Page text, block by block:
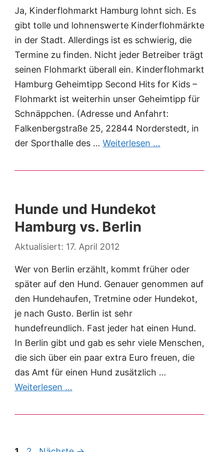
Ja, Kinderflohmarkt Hamburg lohnt sich. Es
gibt tolle und lohnenswerte Kinderflohmärkte
in der Stadt. Allerdings ist es schwierig, die
Termine zu finden. Nicht jeder Betreiber trägt
seinen Flohmarkt überall ein. Kinderflohmarkt
Hamburg Geheimtipp Second Hits for Kids –
Flohmarkt ist weiterhin unser Geheimtipp für
Schnäppchen. (Adresse und Anfahrt:
Falkenbergstraße 25, 22844 Norderstedt, in
der Sporthalle des … Weiterlesen …
Hunde und Hundekot
Hamburg vs. Berlin
17. April 2012
Wer von Berlin erzählt, kommt früher oder
später auf den Hund. Genauer genommen auf
den Hundehaufen, Tretmine oder Hundekot,
je nach Gusto. Berlin ist sehr
hundefreundlich. Fast jeder hat einen Hund.
In Berlin gibt und gab es sehr viele Menschen,
die sich über ein paar extra Euro freuen, die
das Amt für einen Hund zusätzlich …
Weiterlesen …